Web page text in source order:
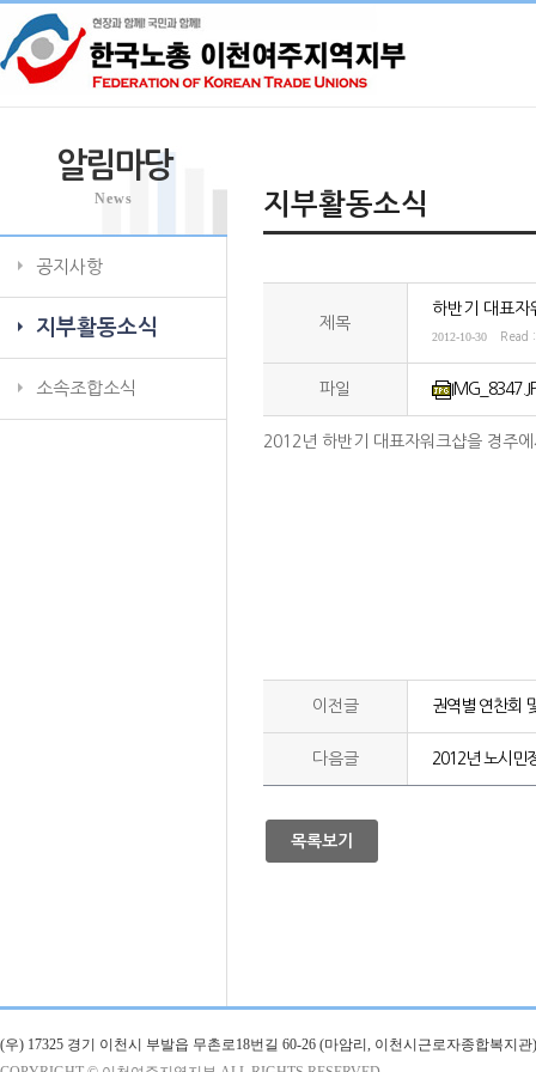
알림마당
News
공지사항
지부활동소식
소속조합소식
지부활동소식
제목
하반기 대표자
2012-10-30 Read
파일
2012년 하반기 대표자워크샵을 경주
이전글 권역별 연찬회
다음글 2012년 노시민
목록보기
(우) 17325 경기 이천시 부발읍 무촌로18번길 60-26 (마암리, 이천시근로자종합복지관